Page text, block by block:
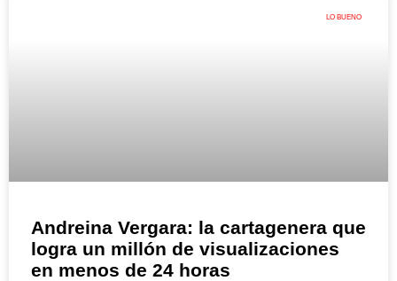
LO BUENO
Andreina Vergara: la cartagenera que
logra un millón de visualizaciones
en menos de 24 horas